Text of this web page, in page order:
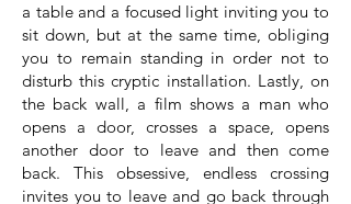
a table and a focused light inviting you to
sit down, but at the same time, obliging
you to remain standing in order not to
disturb this cryptic installation. Lastly, on
the back wall, a film shows a man who
opens a door, crosses a space, opens
another door to leave and then come
back. This obsessive, endless crossing
invites you to leave and go back through